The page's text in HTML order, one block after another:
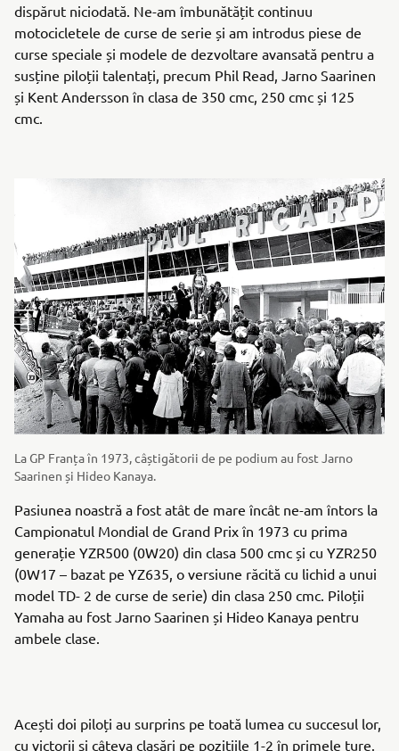
dispărut niciodată. Ne-am îmbunătățit continuu
motocicletele de curse de serie și am introdus piese de
curse speciale și modele de dezvoltare avansată pentru a
susține piloții talentați, precum Phil Read, Jarno Saarinen
și Kent Andersson în clasa de 350 cmc, 250 cmc și 125
cmc.
La GP Franța în 1973, câștigătorii de pe podium au fost Jarno
Saarinen și Hideo Kanaya.
Pasiunea noastră a fost atât de mare încât ne-am întors la
Campionatul Mondial de Grand Prix în 1973 cu prima
generație YZR500 (0W20) din clasa 500 cmc și cu YZR250
(0W17 – bazat pe YZ635, o versiune răcită cu lichid a unui
model TD- 2 de curse de serie) din clasa 250 cmc. Piloții
Yamaha au fost Jarno Saarinen și Hideo Kanaya pentru
ambele clase.
Acești doi piloți au surprins pe toată lumea cu succesul lor,
cu victorii și câteva clasări pe pozițiile 1-2 în primele ture.